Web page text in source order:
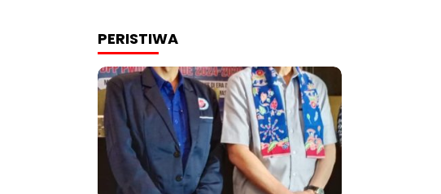
PERISTIWA